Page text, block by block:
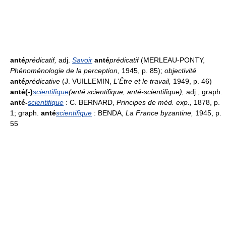
antéprédicatif, adj. Savoir antéprédicatif(MERLEAU-PONTY,
Phénoménologie de la perception, 1945, p. 85); objectivité
antéprédicative (J. VUILLEMIN, L'Être et le travail, 1949, p. 46)
anté(-)scientifique(anté scientifique, anté-scientifique) adj., graph.
anté-scientifique : C. BERNARD, Principes de méd. exp.,
1878, p.
1; graph. antéscientifique : BENDA, La France byzantine, 1945, p.
55